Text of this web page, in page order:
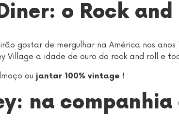
o Rock
gostar de mergulhar na América nos
Village a idade de ouro do rock and roll e
ou jantar 100% vintage !
na